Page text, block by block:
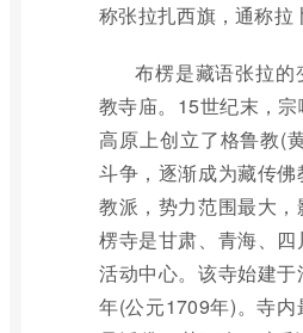
称张拉扎西旗，通称拉
布楞是藏语张拉的
教寺庙。15世纪末，
高原上创立了格鲁教(
斗争，逐渐成为藏传
教派，势力范围最大
楞寺是甘肃、青海、
活动中心。该寺始建
年(公元1709年)。寺